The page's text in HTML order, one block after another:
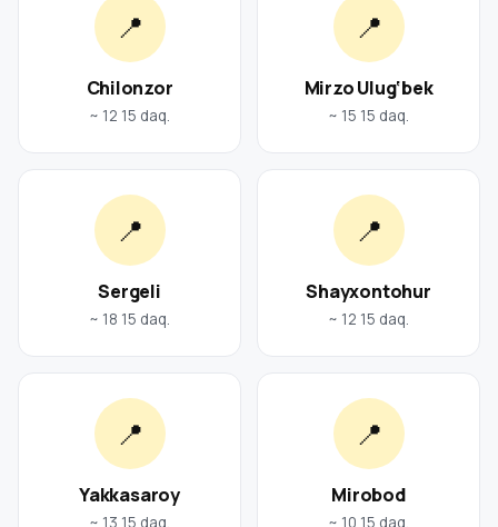
📍
Chilonzor
~ 12 15 daq.
📍
Mirzo Ulug‘bek
~ 15 15 daq.
📍
Sergeli
~ 18 15 daq.
📍
Shayxontohur
~ 12 15 daq.
📍
Yakkasaroy
~ 13 15 daq.
📍
Mirobod
~ 10 15 daq.